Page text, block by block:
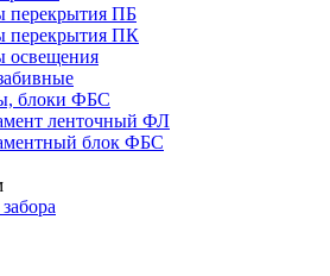
перекрытия ПБ
перекрытия ПК
освещения
блоки ФБС
ленточный ФЛ
блок ФБС